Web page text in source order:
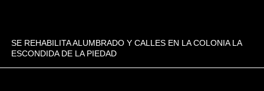
SE REHABILITA ALUMBRADO Y CALLES EN LA COLONIA LA
ESCONDIDA DE LA PIEDAD